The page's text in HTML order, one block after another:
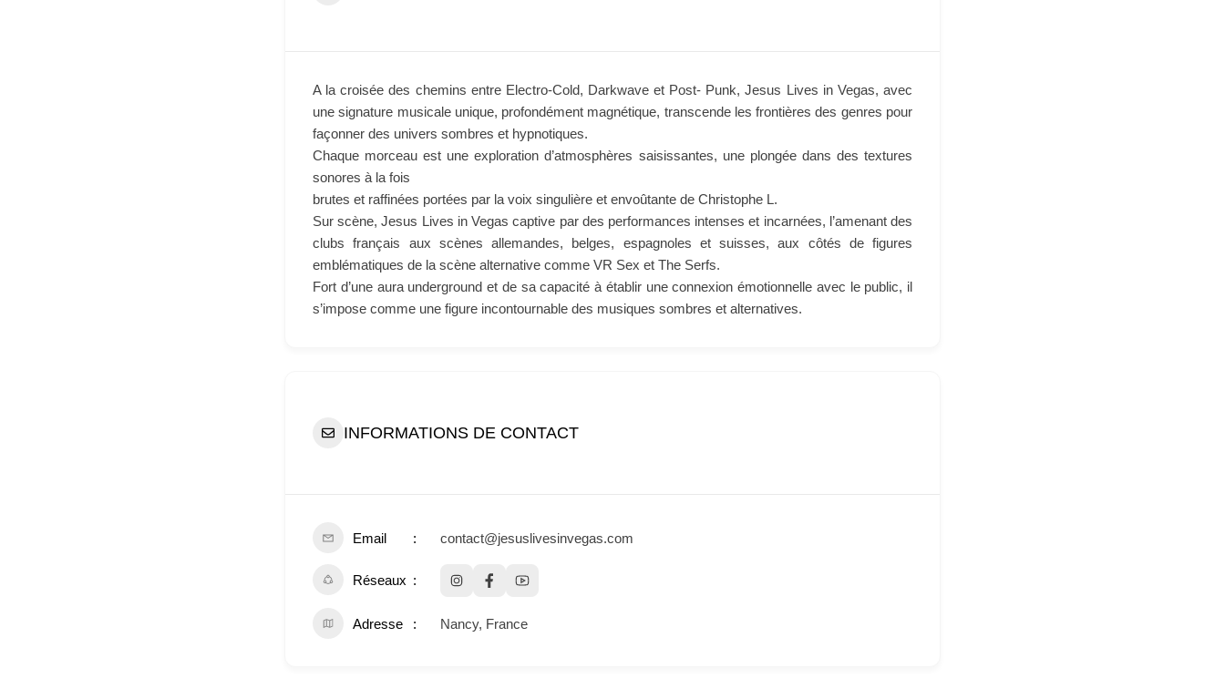
A la croisée des chemins entre Electro-Cold, Darkwave et Post- Punk, Jesus Lives in Vegas, avec
une signature musicale unique, profondément magnétique, transcende les frontières des genres pour
façonner des univers sombres et hypnotiques.
Chaque morceau est une exploration d’atmosphères saisissantes, une plongée dans des textures
sonores à la fois
brutes et raffinées portées par la voix singulière et envoûtante de Christophe L.
Sur scène, Jesus Lives in Vegas captive par des performances intenses et incarnées, l’amenant des
clubs français aux scènes allemandes, belges, espagnoles et suisses, aux côtés de figures
emblématiques de la scène alternative comme VR Sex et The Serfs.
Fort d’une aura underground et de sa capacité à établir une connexion émotionnelle avec le public, il
s’impose comme une figure incontournable des musiques sombres et alternatives.
INFORMATIONS DE CONTACT
Email contact@jesuslivesinvegas.com
Réseaux
Adresse Nancy, France